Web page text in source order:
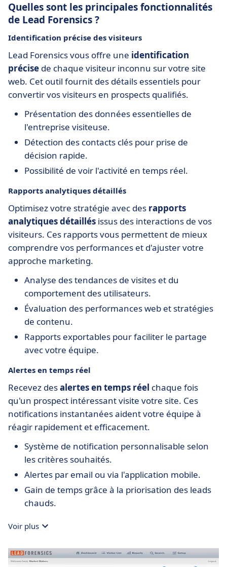
Quelles sont les principales fonctionnalités
de Lead Forensics ?
Identification précise des visiteurs
Lead Forensics vous offre une identification
précise de chaque visiteur inconnu sur votre site
web. Cet outil fournit des détails essentiels pour
convertir vos visiteurs en prospects qualifiés.
Présentation des données essentielles de
l'entreprise visiteuse.
Détection des contacts clés pour prise de
décision rapide.
Possibilité de voir l'activité en temps réel.
Rapports analytiques détaillés
Optimisez votre stratégie avec des rapports
analytiques détaillés issus des interactions de vos
visiteurs. Ces rapports vous permettent de mieux
comprendre vos performances et d'ajuster votre
approche marketing.
Analyse des tendances de visites et du
comportement des utilisateurs.
Évaluation des performances web et stratégies
de contenu.
Rapports exportables pour faciliter le partage
avec votre équipe.
Alertes en temps réel
Recevez desalertes en temps réel chaque fois
qu'un prospect intéressant visite votre site. Ces
notifications instantanées aident votre équipe à
réagir rapidement et efficacement.
Système de notification personnalisable selon
les critères souhaités.
Alertes par email ou via l'application mobile.
Gain de temps grâce à la priorisation des leads
chauds.
Voir plus